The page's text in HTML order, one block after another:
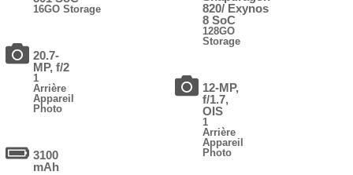
16GO Storage
20.7-
MP, f/2
1
Arrière
Appareil
Photo
3100
mAh
820/ Exynos
8 SoC
128GO
Storage
12-MP,
f/1.7,
OIS
1
Arrière
Appareil
Photo